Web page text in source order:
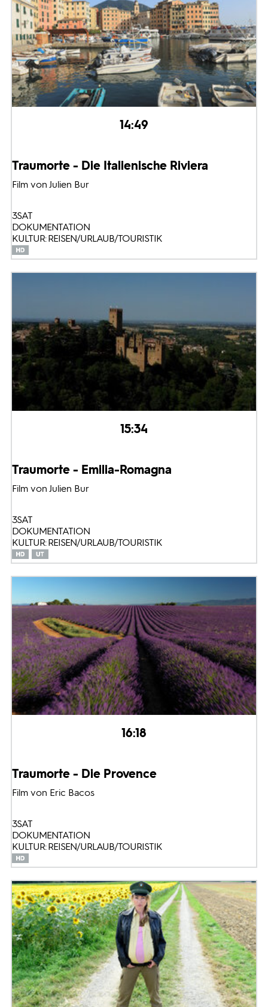
14:49
Traumorte - Die Italienische Riviera
Film von Julien Bur
3SAT
DOKUMENTATION
KULTUR: REISEN/URLAUB/TOURISTIK
15:34
Traumorte - Emilia-Romagna
Film von Julien Bur
3SAT
DOKUMENTATION
KULTUR: REISEN/URLAUB/TOURISTIK
16:18
Traumorte - Die Provence
Film von Eric Bacos
3SAT
DOKUMENTATION
KULTUR: REISEN/URLAUB/TOURISTIK